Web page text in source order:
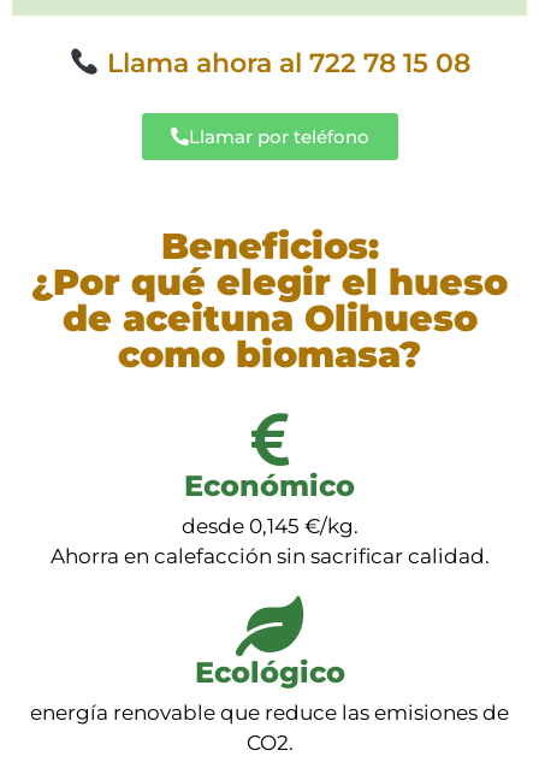
Llama ahora al 722 78 15 08
Llamar por teléfono
Beneficios:
¿Por qué elegir el hueso
de aceituna Olihueso
como biomasa?
Económico
desde 0,145 €/kg.
Ahorra en calefacción sin sacrificar calidad.
Ecológico
energía renovable que reduce las emisiones de
CO2.